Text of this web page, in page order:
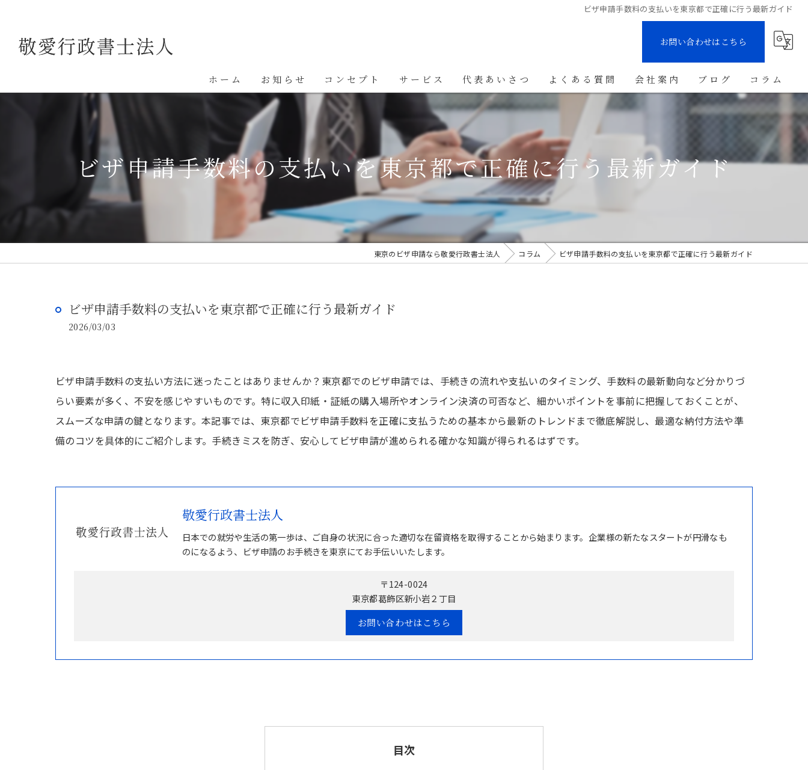
ビザ申請手数料の支払いを東京都で正確に行う最新ガイド
お問い合わせはこちら
ホーム お知らせ コンセプト サービス 代表あいさつ よくある質問 会社案内 ブログ コラム
ビザ申請手数料の支払いを東京都で正確に行う最新ガイド
東京のビザ申請なら敬愛行政書士法人 コラム ビザ申請手数料の支払いを東京都で正確に行う最新ガイド
ビザ申請手数料の支払いを東京都で正確に行う最新ガイド
2026/03/03
ビザ申請手数料の支払い方法に迷ったことはありませんか？東京都でのビザ申請では、手続きの流れや支払いのタイミング、手数料の最新動向など分かりづ
らい要素が多く、不安を感じやすいものです。特に収入印紙・証紙の購入場所やオンライン決済の可否など、細かいポイントを事前に把握しておくことが、
スムーズな申請の鍵となります。本記事では、東京都でビザ申請手数料を正確に支払うための基本から最新のトレンドまで徹底解説し、最適な納付方法や準
備のコツを具体的にご紹介します。手続きミスを防ぎ、安心してビザ申請が進められる確かな知識が得られるはずです。
敬愛行政書士法人
日本での就労や生活の第一歩は、ご自身の状況に合った適切な在留資格を取得することから始まります。企業様の新たなスタートが円滑なも
のになるよう、ビザ申請のお手続きを東京にてお手伝いいたします。
〒124-0024
東京都葛飾区新小岩２丁目
お問い合わせはこちら
目次